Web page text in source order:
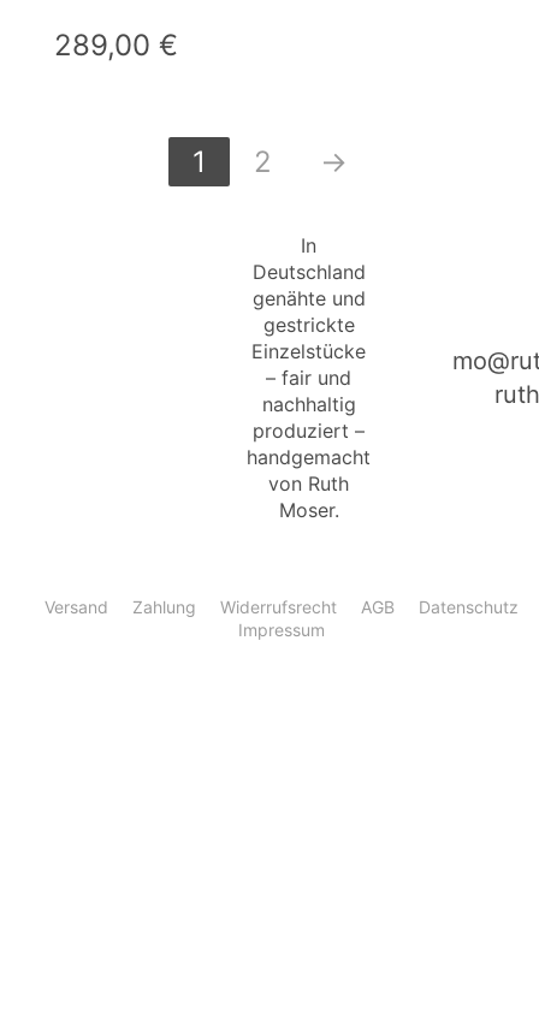
289,00 €
1 2 →
In
Deutschland
genähte und
gestrickte
Einzelstücke
– fair und
nachhaltig
produziert –
handgemacht
von Ruth
Moser.
Versand Zahlung Widerrufsrecht AGB
Datenschutz
Impressum